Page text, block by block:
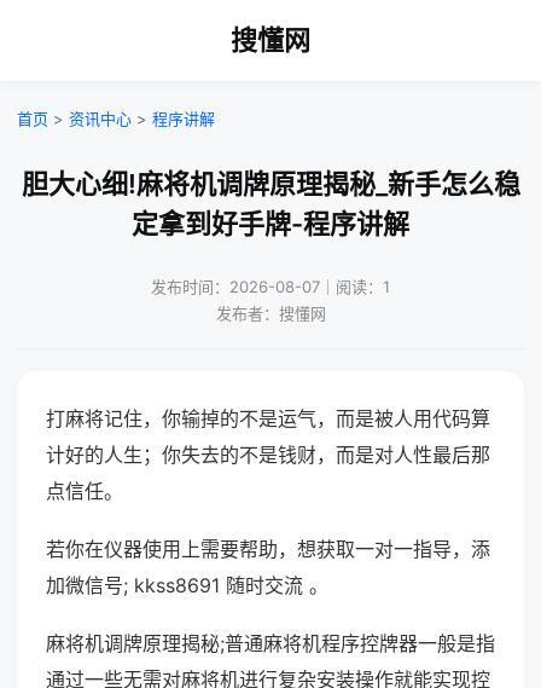
搜懂网
首页 > 资讯中心 > 程序讲解
胆大心细!麻将机调牌原理揭秘_新手怎么稳
定拿到好手牌-程序讲解
发布时间：2026-08-07｜阅读：1
发布者：搜懂网
打麻将记住，你输掉的不是运气，而是被人用代码算
计好的人生；你失去的不是钱财，而是对人性最后那
点信任。
若你在仪器使用上需要帮助，想获取一对一指导，添
加微信号; kkss8691 随时交流 。
麻将机调牌原理揭秘;普通麻将机程序控牌器一般是指
通过一些无需对麻将机进行复杂安装操作就能实现控